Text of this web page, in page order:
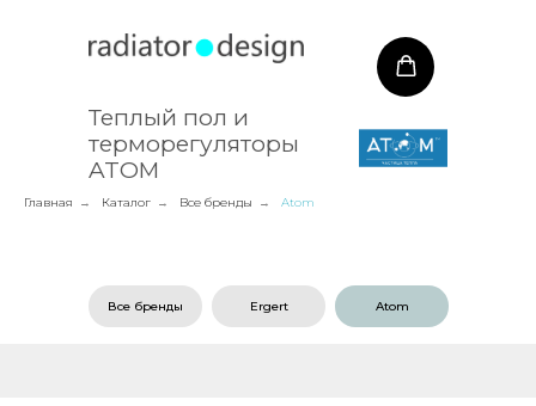
Теплый пол и
терморегуляторы
ATOM
Главная → Каталог → Все бренды → Atom
Все бренды Ergert Atom